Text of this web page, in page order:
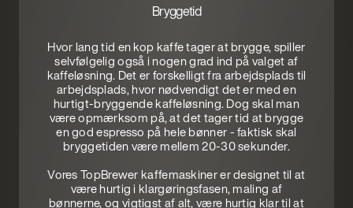
Bryggetid
Hvor lang tid en kop kaffe tager at brygge, spiller
selvfølgelig også i nogen grad ind på valget af
kaffeløsning. Det er forskelligt fra arbejdsplads til
arbejdsplads, hvor nødvendigt det er med en
hurtigt-bryggende kaffeløsning. Dog skal man
være opmærksom på, at det tager tid at brygge
en god espresso på hele bønner - faktisk skal
bryggetiden være mellem 20-30 sekunder.
Vores TopBrewer kaffemaskiner er designet til at
være hurtig i klargøringsfasen, maling af
bønnerne, og vigtigst af alt, være hurtig klar til at